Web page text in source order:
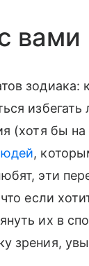
вами
(хотя бы
,
эти
если
их в
зрения,